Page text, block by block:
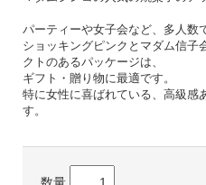
パーティーや女子会など、多人数
ショッキングピンクとマダム信子
クトのあるパッケージは、
ギフト・贈り物に最適です。
特に女性に喜ばれている、高級感
す。